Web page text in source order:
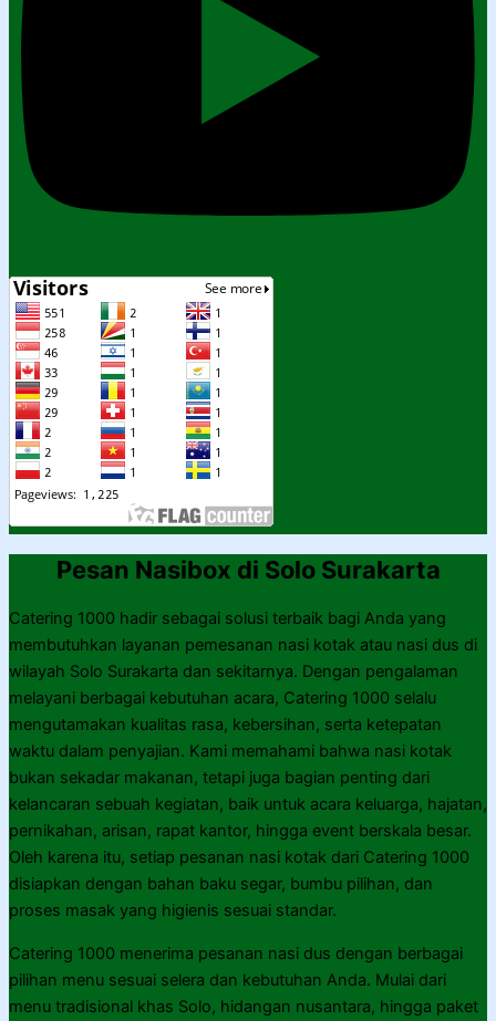
Pesan Nasibox di Solo Surakarta
Catering 1000 hadir sebagai solusi terbaik bagi Anda yang
membutuhkan layanan pemesanan nasi kotak atau nasi dus di
wilayah Solo Surakarta dan sekitarnya. Dengan pengalaman
melayani berbagai kebutuhan acara, Catering 1000 selalu
mengutamakan kualitas rasa, kebersihan, serta ketepatan
waktu dalam penyajian. Kami memahami bahwa nasi kotak
bukan sekadar makanan, tetapi juga bagian penting dari
kelancaran sebuah kegiatan, baik untuk acara keluarga, hajatan,
pernikahan, arisan, rapat kantor, hingga event berskala besar.
Oleh karena itu, setiap pesanan nasi kotak dari Catering 1000
disiapkan dengan bahan baku segar, bumbu pilihan, dan
proses masak yang higienis sesuai standar.
Catering 1000 menerima pesanan nasi dus dengan berbagai
pilihan menu sesuai selera dan kebutuhan Anda. Mulai dari
menu tradisional khas Solo, hidangan nusantara, hingga paket